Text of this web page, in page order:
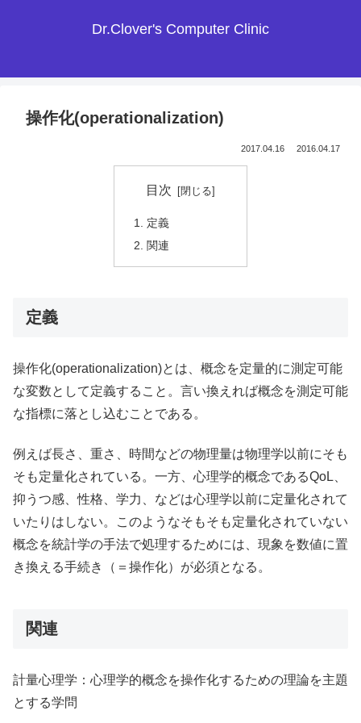
Dr.Clover's Computer Clinic
操作化(operationalization)
2017.04.16 2016.04.17
目次
定義
関連
定義
操作化(operationalization)とは、概念を定量的に測定可能
な変数として定義すること。言い換えれば概念を測定可能
な指標に落とし込むことである。
例えば長さ、重さ、時間などの物理量は物理学以前にそも
そも定量化されている。一方、心理学的概念であるQoL、
抑うつ感、性格、学力、などは心理学以前に定量化されて
いたりはしない。このようなそもそも定量化されていない
概念を統計学の手法で処理するためには、現象を数値に置
き換える手続き（＝操作化）が必須となる。
関連
計量心理学：心理学的概念を操作化するための理論を主題
とする学問